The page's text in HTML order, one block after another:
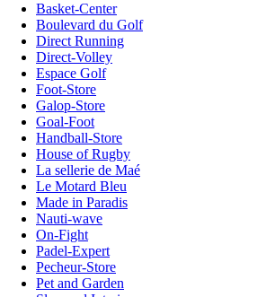
Basket-Center
Boulevard du Golf
Direct Running
Direct-Volley
Espace Golf
Foot-Store
Galop-Store
Goal-Foot
Handball-Store
House of Rugby
La sellerie de Maé
Le Motard Bleu
Made in Paradis
Nauti-wave
On-Fight
Padel-Expert
Pecheur-Store
Pet and Garden